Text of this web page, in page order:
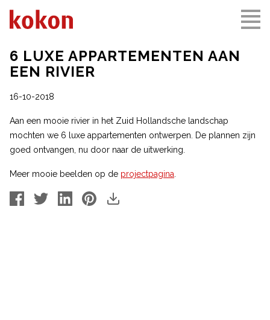
6 LUXE APPARTEMENTEN AAN
EEN RIVIER
16-10-2018
Aan een mooie rivier in het Zuid Hollandsche landschap
mochten we 6 luxe appartementen ontwerpen. De plannen zijn
goed ontvangen, nu door naar de uitwerking.
Meer mooie beelden op de projectpagina